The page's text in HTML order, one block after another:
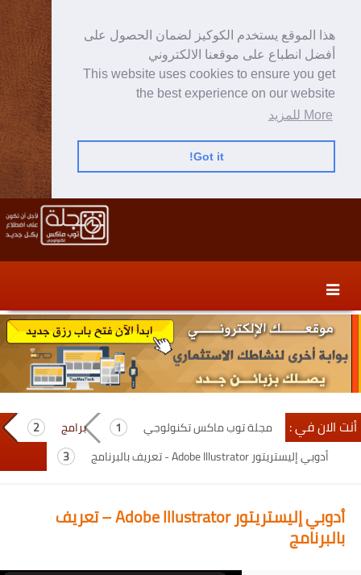
هذا الموقع يستخدم الكوكيز لضمان الحصول على
أفضل انطباع على موقعنا الالكتروني
This website uses cookies to ensure you get
the best experience on our website
More للمزيد
Got it!
content
secondary
content
أنت الان في : مجلة توب ماكس تكنولوجي
برامج
أدوبي إليستريتور Adobe Illustrator - تعريف بالبرنامج
أدوبي إليستريتور Adobe Illustrator – تعريف
بالبرنامج